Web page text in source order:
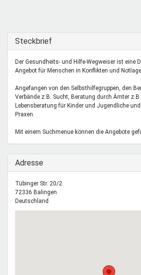
Schule & Beruf
Demokratie & Beteiligung
Ausblenden
Steckbrief
Der Gesundheits- und Hilfe-Wegweiser ist eine
Angebot für Menschen in Konflikten und
Angefangen von den Selbsthilfegruppen, den
Verbände z.B. Sucht, Beratung durch Ämter
Lebensberatung für Kinder und Jugendliche
Praxen.
Mit einem Suchmenue können die Angebote
Ausblenden
Adresse
Tübinger Str. 20/2
72336 Balingen
Deutschland